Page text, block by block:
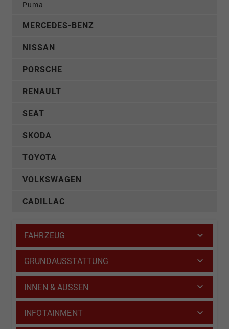
Puma
MERCEDES-BENZ
NISSAN
PORSCHE
RENAULT
SEAT
SKODA
TOYOTA
VOLKSWAGEN
CADILLAC
FAHRZEUG
GRUNDAUSSTATTUNG
INNEN & AUSSEN
INFOTAINMENT